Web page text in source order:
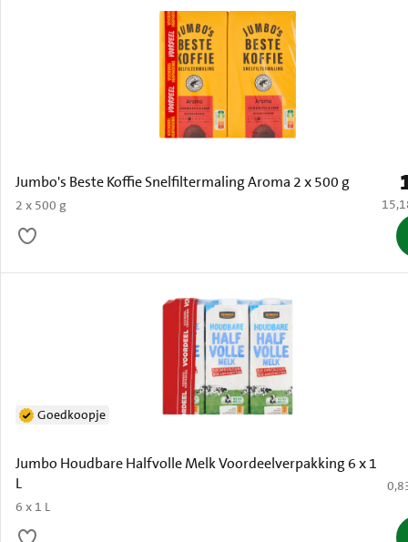
Jumbo's Beste Koffie Snelfiltermaling Aroma 2 x 500 g
2 x 500 g €
Jumbo Houdbare Halfvolle Melk Voordeelverpakking 6 x 1
L
6 x 1 L
Goedkoopje
€